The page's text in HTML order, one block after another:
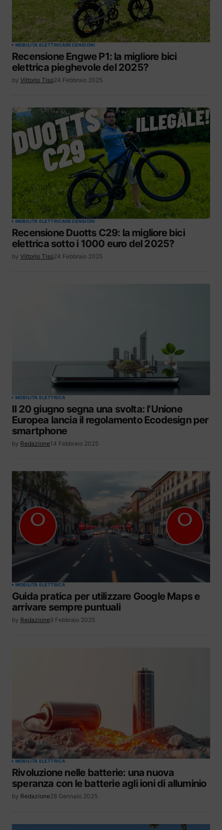
MOBILITÀ ELETTRICARECENSIONI
Recensione Engwe P1: la migliore bici
elettrica pieghevole del 2025?
by Vittorio Tiso24 Febbraio 2025
MOBILITÀ ELETTRICARECENSIONI
Recensione Duotts C29: la migliore bici
elettrica sotto i 1000 euro del 2025?
by Vittorio Tiso24 Febbraio 2025
MOBILITÀ ELETTRICA
Il 20 giugno segna una svolta: l’Unione
Europea lancia il regolamento Ecodesign per
smartphone
by Redazione14 Febbraio 2025
MOBILITÀ ELETTRICA
Guida pratica per utilizzare Google Maps e
arrivare sempre puntuali
by Redazione9 Febbraio 2025
MOBILITÀ ELETTRICA
Rivoluzione nelle batterie: una nuova
speranza con le batterie agli ioni di alluminio
by Redazione28 Gennaio 2025